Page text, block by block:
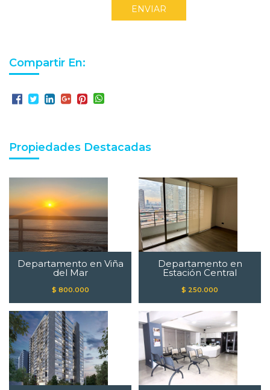
ENVIAR
Compartir En:
Propiedades Destacadas
Departamento en Viña
del Mar
$ 800.000
Departamento en
Estación Central
$ 250.000